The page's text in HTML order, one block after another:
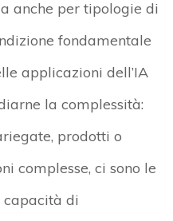
anche per tipologie di
fondamentale
applicazioni dell’IA
la complessità:
prodotti o
complesse, ci sono le
di